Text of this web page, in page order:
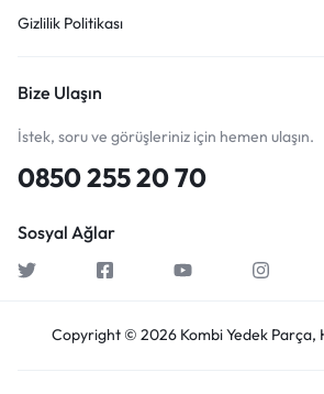
Gizlilik Politikası
Bize Ulaşın
İstek, soru ve görüşleriniz için hemen ulaşın.
0850 255 20 70
Sosyal Ağlar
Copyright © 2026 Kombi Yedek Parça,